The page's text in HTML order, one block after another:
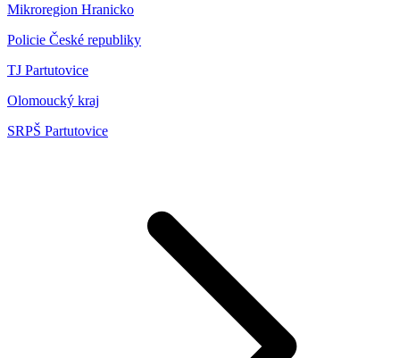
Mikroregion Hranicko
Policie České republiky
TJ Partutovice
Olomoucký kraj
SRPŠ Partutovice